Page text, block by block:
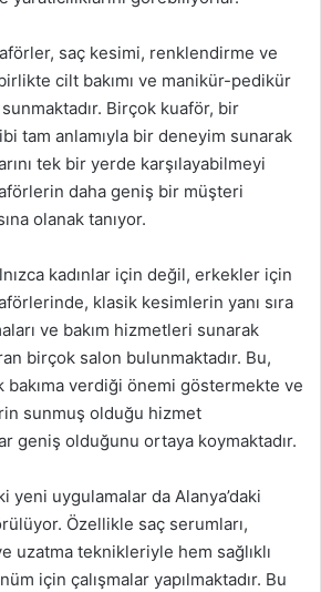
saç kesimi, renklendirme ve
cilt bakımı ve manikür-pedikür
Birçok kuaför, bir
tam anlamıyla bir deneyim sunarak
tek bir yerde karşılayabilmeyi
daha geniş bir müşteri
olanak tanıyor.
kadınlar için değil, erkekler için
klasik kesimlerin yanı sıra
ve bakım hizmetleri sunarak
birçok salon bulunmaktadır. Bu,
verdiği önemi göstermekte ve
sunmuş olduğu hizmet
geniş olduğunu ortaya koymaktadır.
yeni uygulamalar da Alanya’daki
Özellikle saç serumları,
uzatma teknikleriyle hem sağlıklı
için çalışmalar yapılmaktadır. Bu